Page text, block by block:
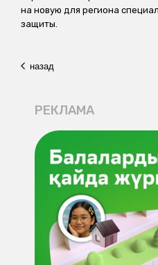
на новую для региона
защиты.
назад
РЕКЛАМА